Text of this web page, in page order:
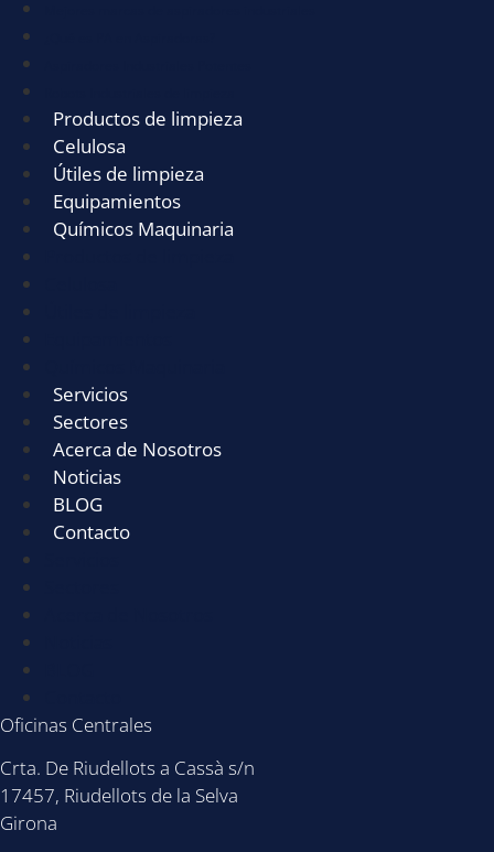
Productos de limpieza
Celulosa
Útiles de limpieza
Equipamientos
Químicos Maquinaria
Servicios
Sectores
Acerca de Nosotros
Noticias
BLOG
Contacto
Oficinas Centrales
Crta. De Riudellots a Cassà s/n
17457, Riudellots de la Selva
Girona